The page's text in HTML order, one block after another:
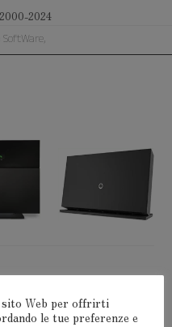
2024
commento.
Web per offrirti
le tue preferenze e